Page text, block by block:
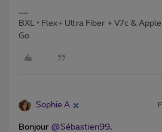
BXL • Flex+ Ultra Fiber + V7c &
Go
Sophie A
Bonjour @Sébastien99,